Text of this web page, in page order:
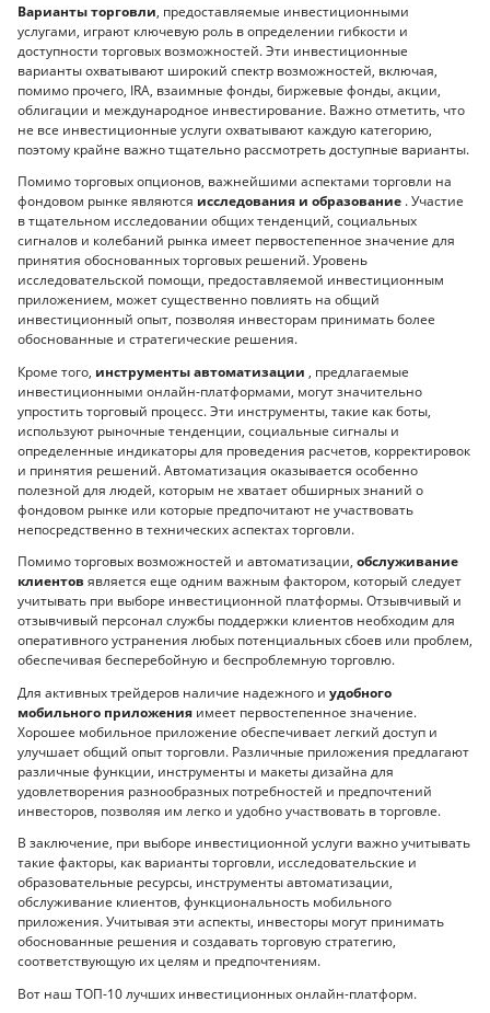
Варианты торговли, предоставляемые инвестиционными
услугами, играют ключевую роль в определении гибкости и
доступности торговых возможностей. Эти инвестиционные
варианты охватывают широкий спектр возможностей, включая,
помимо прочего, IRA, взаимные фонды, биржевые фонды, акции,
облигации и международное инвестирование. Важно отметить, что
не все инвестиционные услуги охватывают каждую категорию,
поэтому крайне важно тщательно рассмотреть доступные варианты.
Помимо торговых опционов, важнейшими аспектами торговли на
фондовом рынке являются исследования и образование . Участие
в тщательном исследовании общих тенденций, социальных
сигналов и колебаний рынка имеет первостепенное значение для
принятия обоснованных торговых решений. Уровень
исследовательской помощи, предоставляемой инвестиционным
приложением, может существенно повлиять на общий
инвестиционный опыт, позволяя инвесторам принимать более
обоснованные и стратегические решения.
Кроме того, инструменты автоматизации , предлагаемые
инвестиционными онлайн-платформами, могут значительно
упростить торговый процесс. Эти инструменты, такие как боты,
используют рыночные тенденции, социальные сигналы и
определенные индикаторы для проведения расчетов, корректировок
и принятия решений. Автоматизация оказывается особенно
полезной для людей, которым не хватает обширных знаний о
фондовом рынке или которые предпочитают не участвовать
непосредственно в технических аспектах торговли.
Помимо торговых возможностей и автоматизации, обслуживание
клиентов является еще одним важным фактором, который следует
учитывать при выборе инвестиционной платформы. Отзывчивый и
отзывчивый персонал службы поддержки клиентов необходим для
оперативного устранения любых потенциальных сбоев или проблем,
обеспечивая бесперебойную и беспроблемную торговлю.
Для активных трейдеров наличие надежного и удобного
мобильного приложения имеет первостепенное значение.
Хорошее мобильное приложение обеспечивает легкий доступ и
улучшает общий опыт торговли. Различные приложения предлагают
различные функции, инструменты и макеты дизайна для
удовлетворения разнообразных потребностей и предпочтений
инвесторов, позволяя им легко и удобно участвовать в торговле.
В заключение, при выборе инвестиционной услуги важно учитывать
такие факторы, как варианты торговли, исследовательские и
образовательные ресурсы, инструменты автоматизации,
обслуживание клиентов, функциональность мобильного
приложения. Учитывая эти аспекты, инвесторы могут принимать
обоснованные решения и создавать торговую стратегию,
соответствующую их целям и предпочтениям.
Вот наш ТОП-10 лучших инвестиционных онлайн-платформ.